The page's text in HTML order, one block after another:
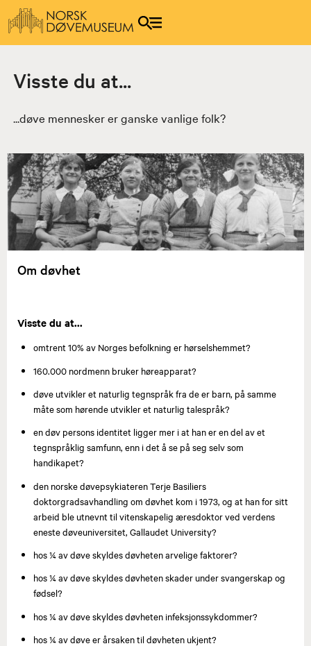
Visste du at...
...døve mennesker er ganske vanlige folk?
Om døvhet
Visste du at...
omtrent 10% av Norges befolkning er hørselshemmet?
160.000 nordmenn bruker høreapparat?
døve utvikler et naturlig tegnspråk fra de er barn, på samme
måte som hørende utvikler et naturlig talespråk?
en døv persons identitet ligger mer i at han er en del av et
tegnspråklig samfunn, enn i det å se på seg selv som
handikapet?
den norske døvepsykiateren Terje Basiliers
doktorgradsavhandling om døvhet kom i 1973, og at han for sitt
arbeid ble utnevnt til vitenskapelig æresdoktor ved verdens
eneste døveuniversitet, Gallaudet University?
hos ¼ av døve skyldes døvheten arvelige faktorer?
hos ¼ av døve skyldes døvheten skader under svangerskap og
fødsel?
hos ¼ av døve skyldes døvheten infeksjonssykdommer?
hos ¼ av døve er årsaken til døvheten ukjent?